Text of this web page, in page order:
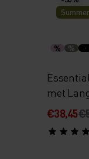
% %
met
€38,45